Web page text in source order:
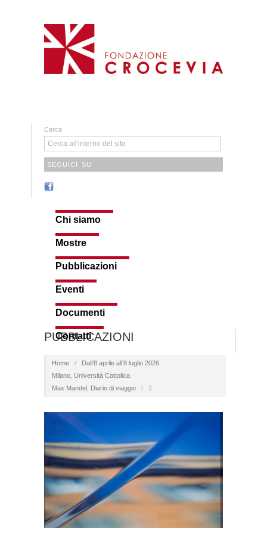
Cerca
SEGUICI SU
Chi siamo
Mostre
Pubblicazioni
Eventi
Documenti
Contatti
PUBBLICAZIONI
Home /
Dall’8 aprile all’8 luglio 2026
Milano, Università Cattolica
Max Mandel, Diario di viaggio
/ 2